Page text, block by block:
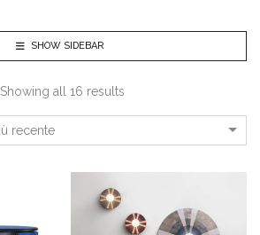
SHOW SIDEBAR
Showing all 16 results
recente